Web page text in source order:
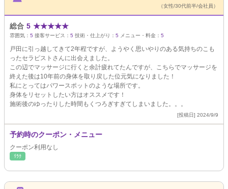
（女性/30代前半/会社員）
総合 5 ★★★★★
雰囲気： 5 接客サービス： 5 技術・仕上がり： 5 メニュー・料金： 5
戸田に引っ越してきて2年程ですが、ようやく思いやりのある気持ちのこも
ったセラピストさんに出会えました。
この辺でマッサージに行くと余計疲れてたんですが、こちらでマッサージを
終えた後は10年前の身体を取り戻した位元気になりました！
私にとってはパワースポットのような場所です。
身体をリセットしたい方はオススメです！
施術後のゆったりした時間もくつろぎすぎてしまいました。。。
[投稿日] 2024/9/9
予約時のクーポン・メニュー
クーポン利用なし
ﾘﾗｸ